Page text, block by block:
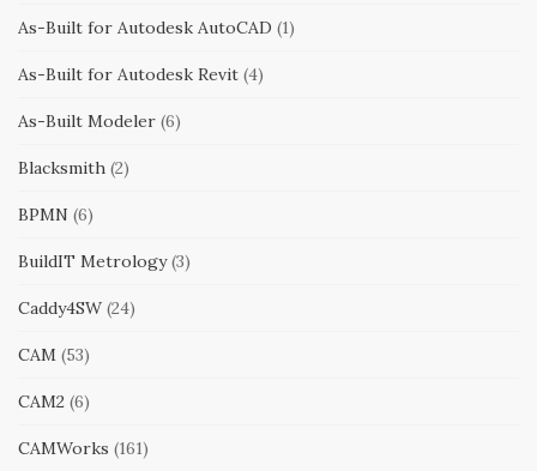
As-Built for Autodesk AutoCAD (1)
As-Built for Autodesk Revit (4)
As-Built Modeler (6)
Blacksmith (2)
BPMN (6)
BuildIT Metrology(3)
Caddy4SW (24)
CAM (53)
CAM2 (6)
CAMWorks (161)